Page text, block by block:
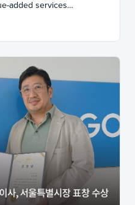
added services…